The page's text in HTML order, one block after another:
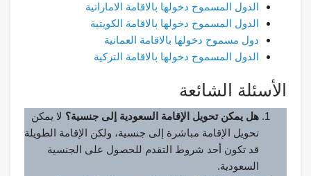
الدول المسموح دخولها بالاقامة الاماراتية
الدول المسموح دخولها بالاقامة الكويتية
دول مسموح دخولها بالاقامة العمانية
الدول المسموح دخولها بالاقامة التركية
الأسئلة الشائعة
هل يمكن تحويل الإقامة السعودية إلى جنسية؟ لا يمكن
تحويل الإقامة مباشرة إلى جنسية، ولكن الإقامة الطويلة
قد تكون أحد شروط التقدم للحصول على الجنسية
السعودية.